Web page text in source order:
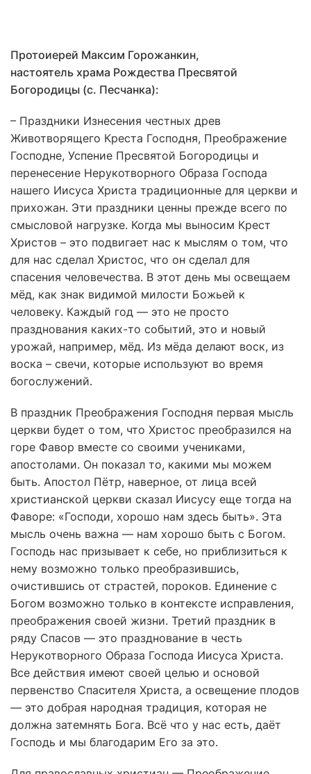
Протоиерей Максим Горожанкин,
настоятель храма Рождества Пресвятой
Богородицы (с. Песчанка):
– Праздники Изнесения честных древ
Животворящего Креста Господня, Преображение
Господне, Успение Пресвятой Богородицы и
перенесение Нерукотворного Образа Господа
нашего Иисуса Христа традиционные для церкви и
прихожан. Эти праздники ценны прежде всего по
смысловой нагрузке. Когда мы выносим Крест
Христов – это подвигает нас к мыслям о том, что
для нас сделал Христос, что он сделал для
спасения человечества. В этот день мы освещаем
мёд, как знак видимой милости Божьей к
человеку. Каждый год — это не просто
празднования каких-то событий, это и новый
урожай, например, мёд. Из мёда делают воск, из
воска – свечи, которые используют во время
богослужений.
В праздник Преображения Господня первая мысль
церкви будет о том, что Христос преобразился на
горе Фавор вместе со своими учениками,
апостолами. Он показал то, какими мы можем
быть. Апостол Пётр, наверное, от лица всей
христианской церкви сказал Иисусу еще тогда на
Фаворе: «Господи, хорошо нам здесь быть». Эта
мысль очень важна — нам хорошо быть с Богом.
Господь нас призывает к себе, но приблизиться к
нему возможно только преобразившись,
очистившись от страстей, пороков. Единение с
Богом возможно только в контексте исправления,
преображения своей жизни. Третий праздник в
ряду Спасов — это празднование в честь
Нерукотворного Образа Господа Иисуса Христа.
Все действия имеют своей целью и основой
первенство Спасителя Христа, а освещение плодов
— это добрая народная традиция, которая не
должна затемнять Бога. Всё что у нас есть, даёт
Господь и мы благодарим Его за это.